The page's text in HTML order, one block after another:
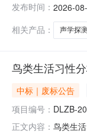
招标条
发布时间： 2026-
相关产品：
声学探
鸟类生活习性
中标｜废标公告
项目编号： DLZB-
正文内容： 鸟类生